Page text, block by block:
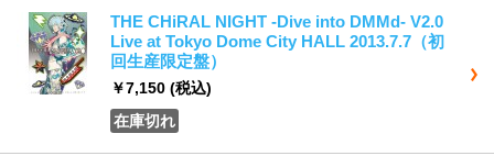
THE CHiRAL NIGHT -Dive into DMMd- V2.0
Live at Tokyo Dome City HALL 2013.7.7（初
回生産限定盤）
￥7,150 (税込)
在庫切れ